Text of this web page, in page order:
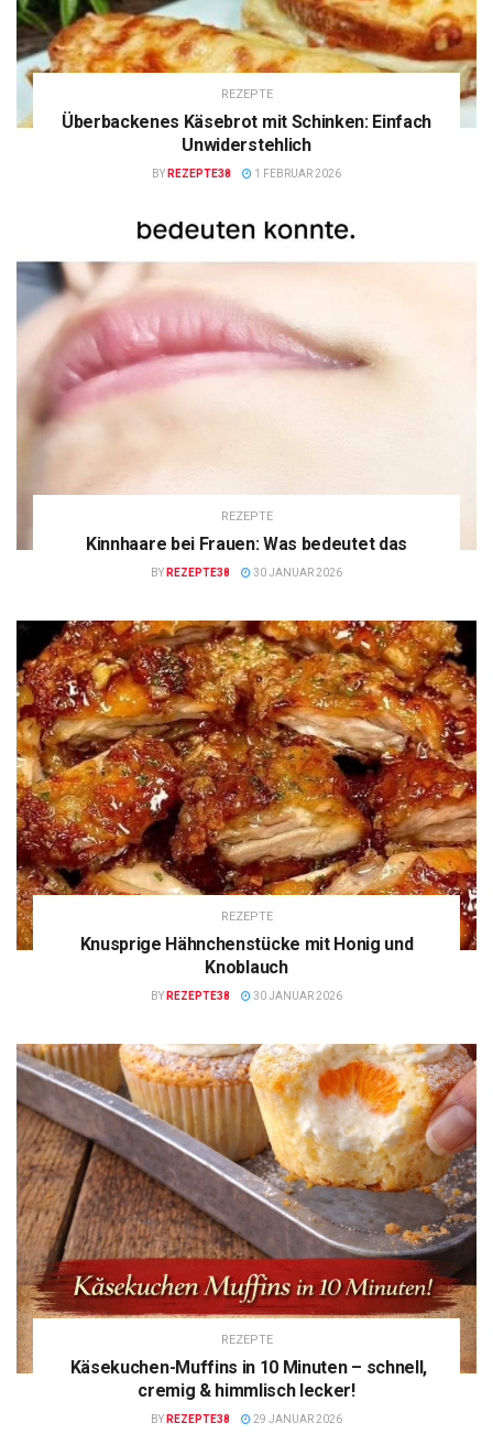
REZEPTE
Überbackenes Käsebrot mit Schinken: Einfach
Unwiderstehlich
BY REZEPTE38 1 FEBRUAR 2026
REZEPTE
Kinnhaare bei Frauen: Was bedeutet das
BY REZEPTE38 30 JANUAR 2026
REZEPTE
Knusprige Hähnchenstücke mit Honig und
Knoblauch
BY REZEPTE38 30 JANUAR 2026
REZEPTE
Käsekuchen-Muffins in 10 Minuten – schnell,
cremig & himmlisch lecker!
BY REZEPTE38 29 JANUAR 2026